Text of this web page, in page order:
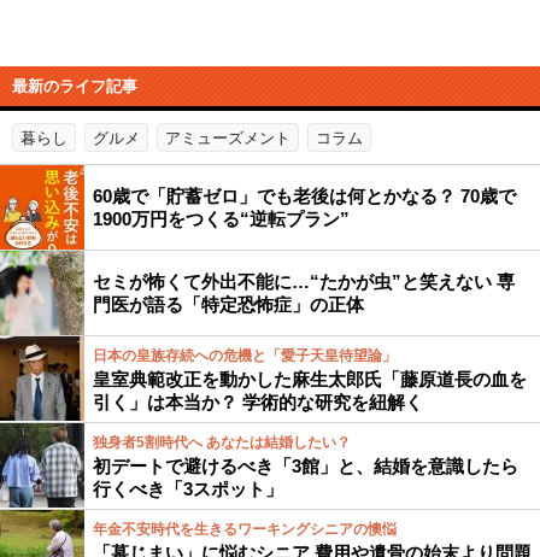
最新のライフ記事
暮らし グルメ アミューズメント コラム
60歳で「貯蓄ゼロ」でも老後は何とかなる？ 70歳で
1900万円をつくる“逆転プラン”
セミが怖くて外出不能に…“たかが虫”と笑えない 専
門医が語る「特定恐怖症」の正体
日本の皇族存続への危機と「愛子天皇待望論」
皇室典範改正を動かした麻生太郎氏「藤原道長の血を
引く」は本当か？ 学術的な研究を紐解く
独身者5割時代へ あなたは結婚したい？
初デートで避けるべき「3館」と、結婚を意識したら
行くべき「3スポット」
年金不安時代を生きるワーキングシニアの懊悩
「墓じまい」に悩むシニア 費用や遺骨の始末より問題